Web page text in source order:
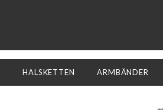
HALSKETTEN ARMBÄNDER